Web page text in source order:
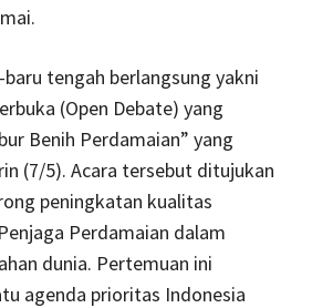
tengah berlangsung yakni
(Open Debate) yang
Benih Perdamaian” yang
(7/5). Acara tersebut ditujukan
peningkatan kualitas
Perdamaian dalam
dunia. Pertemuan ini
agenda prioritas Indonesia